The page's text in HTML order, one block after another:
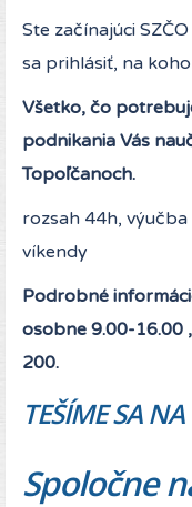
Ste začínajúci
sa prihlásiť, na
Všetko, čo
podnikania Vás
Topoľčanoch.
rozsah 44h,
víkendy
Podrobné
osobne 9.00-16.00
200.
TEŠÍME SA NA
Spoločne